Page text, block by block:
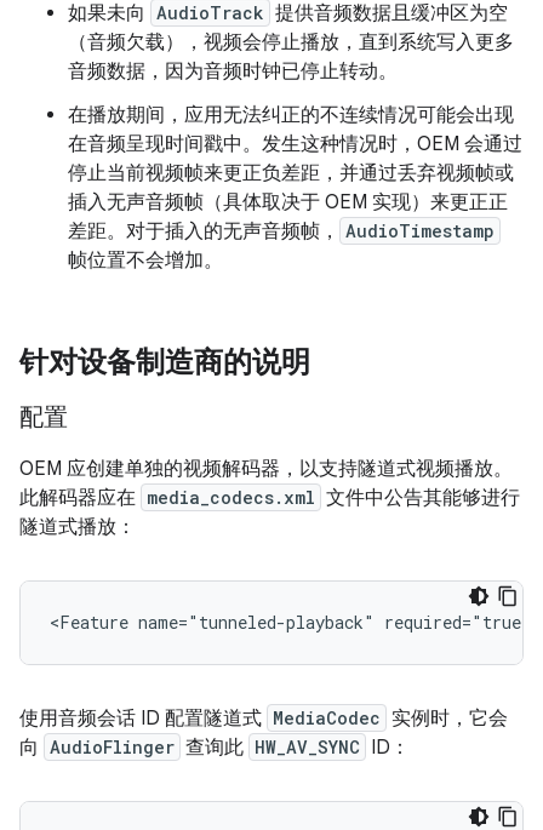
如果未向 AudioTrack 提供音频数据且缓冲区为空
（音频欠载），视频会停止播放，直到系统写入更多
音频数据，因为音频时钟已停止转动。
在播放期间，应用无法纠正的不连续情况可能会出现
在音频呈现时间戳中。发生这种情况时，OEM 会通过
停止当前视频帧来更正负差距，并通过丢弃视频帧或
插入无声音频帧（具体取决于 OEM 实现）来更正正
差距。对于插入的无声音频帧，
AudioTimestamp
帧位置不会增加。
针对设备制造商的说明
配置
OEM 应创建单独的视频解码器，以支持隧道式视频播放。
此解码器应在 media_codecs.xml 文件中公告其能够进行
隧道式播放：
使用音频会话 ID 配置隧道式 MediaCodec 实例时，它会
向 AudioFlinger 查询此 HW_AV_SYNC ID：